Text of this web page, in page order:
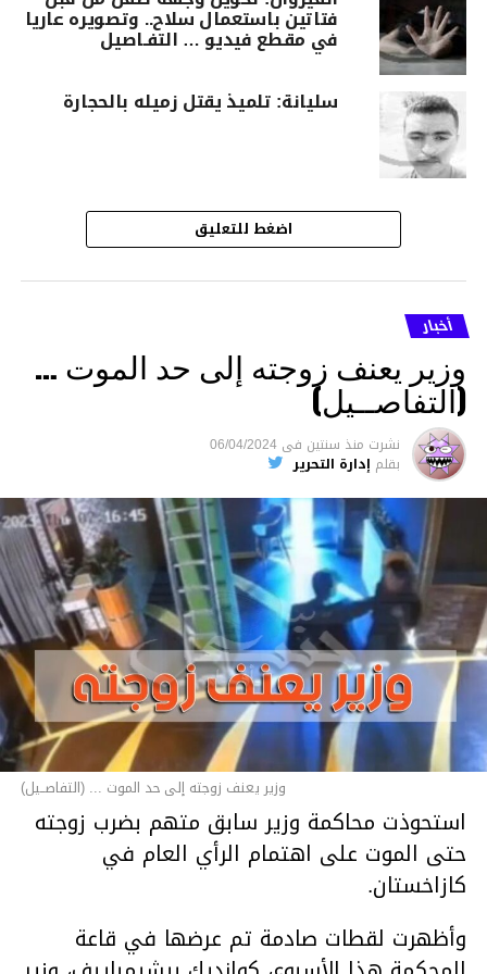
فتاتين باستعمال سلاح.. وتصويره عاريا
في مقطع فيديو … التفـاصيل
سليانة: تلميذ يقتل زميله بالحجارة
اضغط للتعليق
أخبار
وزير يعنف زوجته إلى حد الموت …
(التفاصــيل)
نشرت منذ سنتين فى 06/04/2024
بقلم إدارة التحرير
وزير يعنف زوجته إلى حد الموت ... (التفاصــيل)
استحوذت محاكمة وزير سابق متهم بضرب زوجته
حتى الموت على اهتمام الرأي العام في
كازاخستان.
وأظهرت لقطات صادمة تم عرضها في قاعة